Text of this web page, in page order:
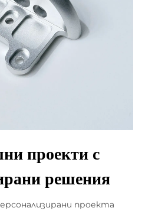
проекти с
решения
проекта